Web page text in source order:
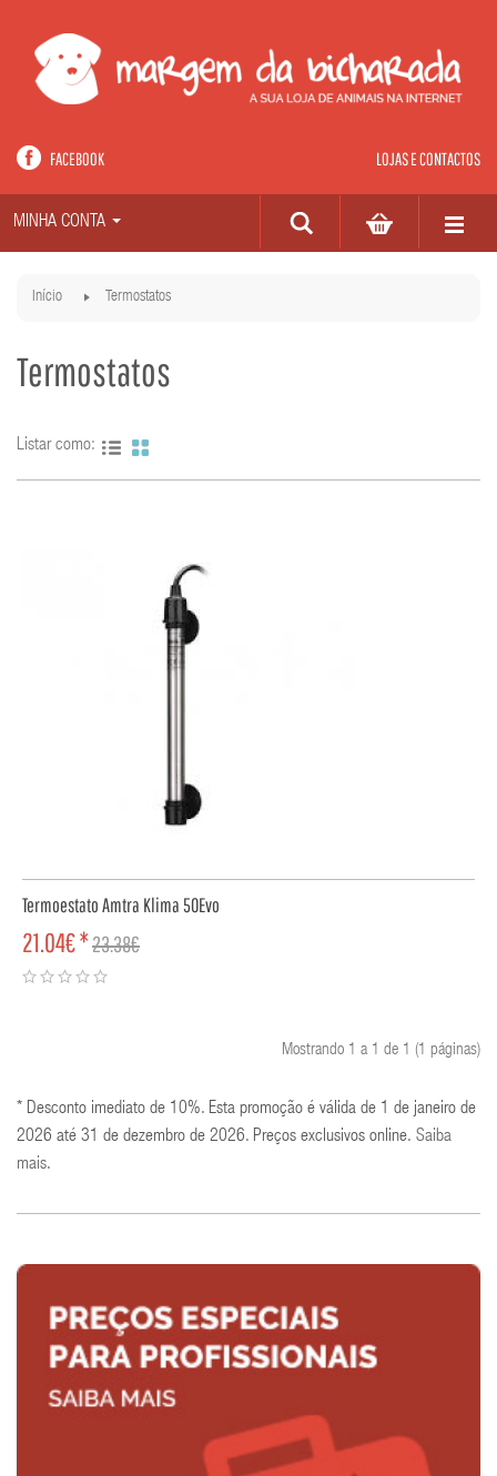
LOJAS E CONTACTOS
FACEBOOK
MINHA CONTA
Início Termostatos
Termostatos
Listar como:
Termoestato Amtra Klima 50Evo
21.04€ *23.38€
Mostrando 1 a 1 de 1 (1 páginas)
* Desconto imediato de 10%. Esta promoção é válida de 1 de janeiro de
2026 até 31 de dezembro de 2026. Preços exclusivos online. Saiba
mais.